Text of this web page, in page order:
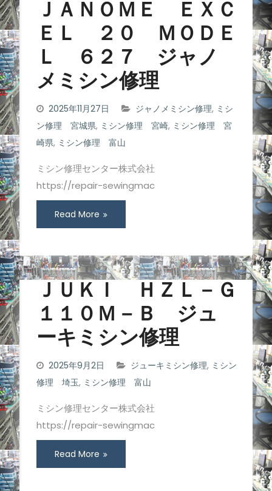
ＪＡＮＯＭＥ ＥＸＣ
ＥＬ ２０ ＭＯＤＥ
Ｌ ６２７ ジャノ
メミシン修理
2025年11月27日 ジャノメミシン修理, ミシ
ン修理 宮城県, ミシン修理 宮崎, ミシン修理 宮
崎県, ミシン修理 富山
ミシン修理センター株式会社
https://repair-sewingmac
Read More
ＪＵＫＩ ＨＺＬ－Ｇ
１１０Ｍ－Ｂ ジュ
ーキミシン修理
2025年9月2日 ジューキミシン修理, ミシン
修理 埼玉, ミシン修理 富山
ミシン修理センター株式会社
https://repair-sewingmac
Read More